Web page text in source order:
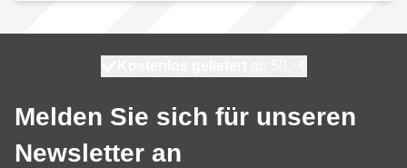
Melden Sie sich für unseren
Newsletter an